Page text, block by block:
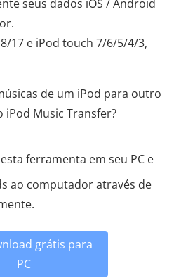
seus dados iOS / Android
17 e iPod touch 7/6/5/4/3,
de um iPod para outro
iPod Music Transfer?
ferramenta em seu PC e
ao computador através de
grátis para
PC